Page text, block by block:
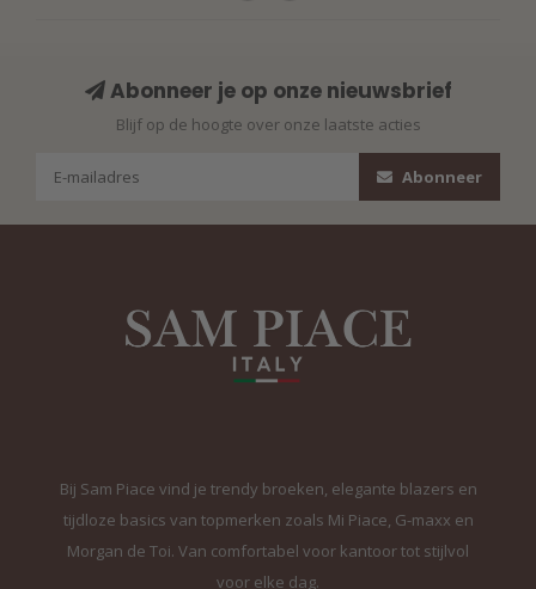
Abonneer je op onze nieuwsbrief
Blijf op de hoogte over onze laatste acties
Abonneer
Bij Sam Piace vind je trendy broeken, elegante blazers en
tijdloze basics van topmerken zoals Mi Piace, G-maxx en
Morgan de Toi. Van comfortabel voor kantoor tot stijlvol
voor elke dag.